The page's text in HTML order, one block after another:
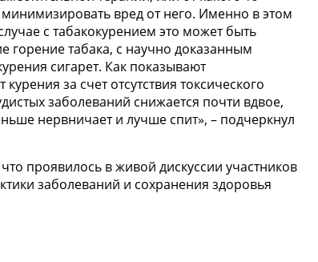
вред от него. Именно в этом
с табакокурением это может быть
табака, с научно доказанным
сигарет. Как показывают
за счет отсутствия токсического
заболеваний снижается почти вдвое,
нервничает и лучше спит», – подчеркнул
проявилось в живой дискуссии участников
заболеваний и сохранения здоровья